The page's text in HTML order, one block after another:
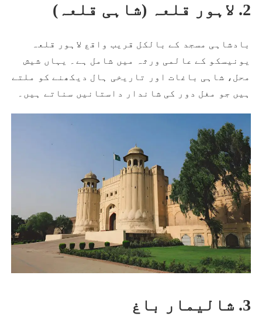
2. لاہور قلعہ (شاہی قلعہ)
بادشاہی مسجد کے بالکل قریب واقع لاہور قلعہ
یونیسکو کے عالمی ورثہ میں شامل ہے۔ یہاں شیش
محل، شاہی باغات اور تاریخی ہال دیکھنے کو ملتے
ہیں جو مغل دور کی شاندار داستانیں سناتے ہیں۔
3. شالیمار باغ